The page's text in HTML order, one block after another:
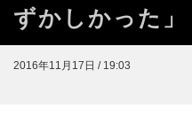
ずかしかった」
2016年11月17日 / 19:03